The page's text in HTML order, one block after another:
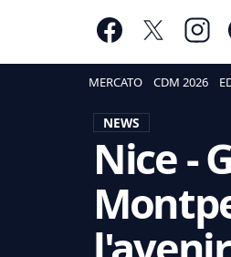
MERCATO CDM 2026
NEWS
Nice -